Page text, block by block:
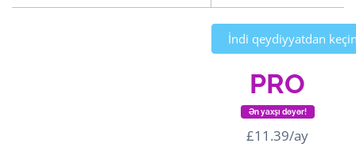
İndi qeydiyyatdan
PRO
Ən yaxşı dəyər!
£11.39/ay